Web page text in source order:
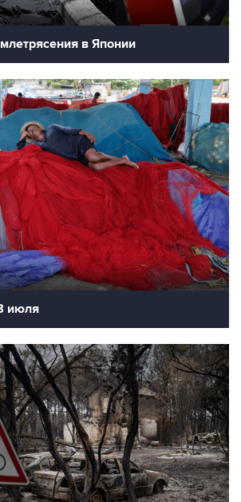
в Японии
июля